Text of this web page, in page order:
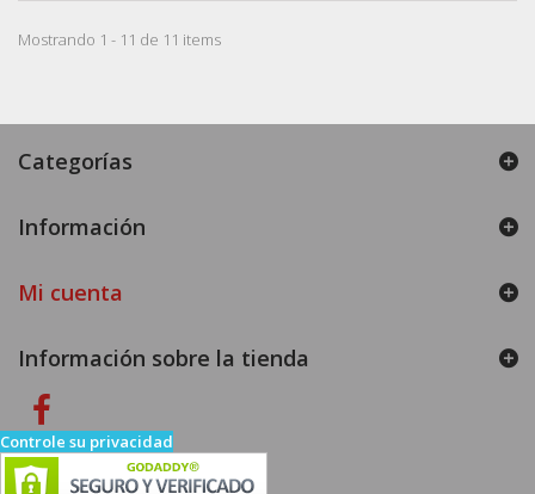
Mostrando 1 - 11 de 11 items
Categorías
Información
Mi cuenta
Información sobre la tienda
Controle su privacidad